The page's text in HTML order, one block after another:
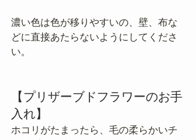
濃い色は色が移りやすいの、壁、布な
どに直接あたらないようにしてくださ
い。
【プリザーブドフラワーのお手
入れ】
ホコリがたまったら、毛の柔らかいチ